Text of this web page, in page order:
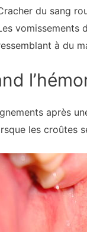
du sang
vomissements
à du
après
les croûtes